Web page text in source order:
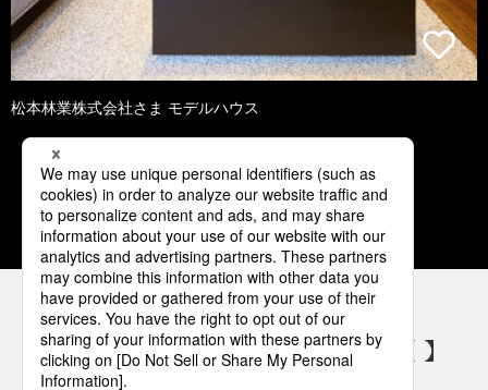
松本林業株式会社さま モデルハウス
2 3 4 5 6
パナソニックの電気設備 SNSアカウント